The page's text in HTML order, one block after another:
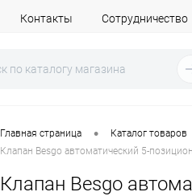
Контакты Сотрудничество
Главная страница • Каталог товаров
Клапан Besgo автоматический 5-
Клапан Besgo